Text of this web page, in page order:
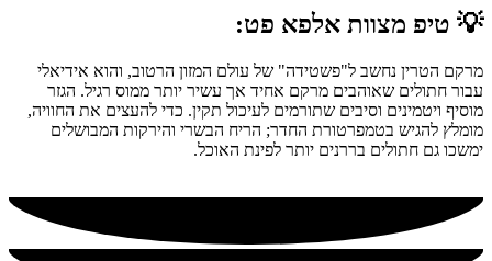
💡 טיפ מצוות אלפא פט:
מרקם הטרין נחשב ל"פשטידה" של עולם המזון הרטוב, והוא אידיאלי
עבור חתולים שאוהבים מרקם אחיד אך עשיר יותר ממוס רגיל. הגזר
מוסיף ויטמינים וסיבים שתורמים לעיכול תקין. כדי להעצים את החוויה,
מומלץ להגיש בטמפרטורת החדר; הריח הבשרי והירקות המבושלים
ימשכו גם חתולים בררנים יותר לפינת האוכל.